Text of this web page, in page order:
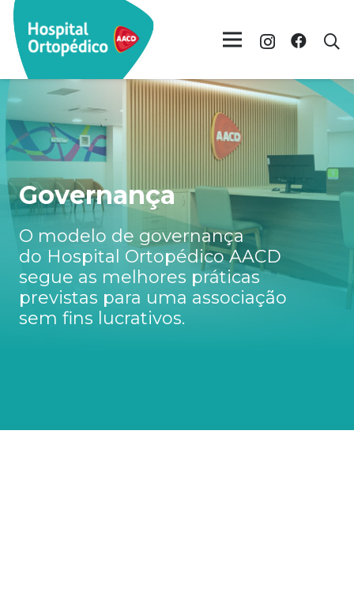
Governança
O modelo de governança
do Hospital Ortopédico AACD
segue as melhores práticas
previstas para uma associação
sem fins lucrativos.